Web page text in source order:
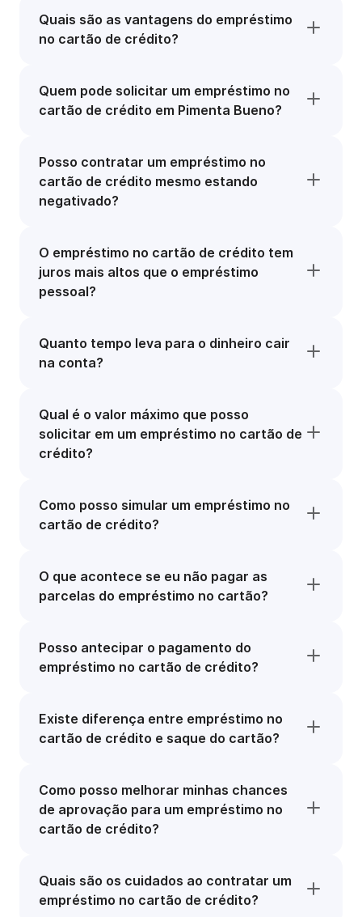
Quais são as vantagens do empréstimo
no cartão de crédito?
Quem pode solicitar um empréstimo no
cartão de crédito em Pimenta Bueno?
Posso contratar um empréstimo no
cartão de crédito mesmo estando
negativado?
O empréstimo no cartão de crédito tem
juros mais altos que o empréstimo
pessoal?
Quanto tempo leva para o dinheiro cair
na conta?
Qual é o valor máximo que posso
solicitar em um empréstimo no cartão de
crédito?
Como posso simular um empréstimo no
cartão de crédito?
O que acontece se eu não pagar as
parcelas do empréstimo no cartão?
Posso antecipar o pagamento do
empréstimo no cartão de crédito?
Existe diferença entre empréstimo no
cartão de crédito e saque do cartão?
Como posso melhorar minhas chances
de aprovação para um empréstimo no
cartão de crédito?
Quais são os cuidados ao contratar um
empréstimo no cartão de crédito?